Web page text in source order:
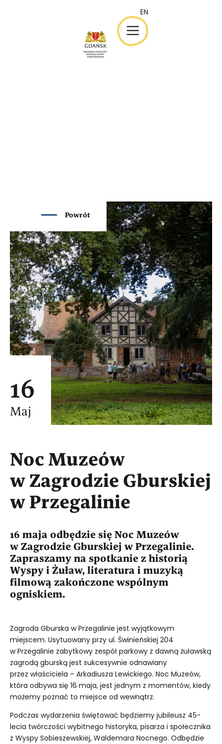
EN
Powrót
16
Maj
Noc Muzeów
w Zagrodzie Gburskiej
w Przegalinie
16 maja odbędzie się Noc Muzeów
w Zagrodzie Gburskiej w Przegalinie.
Zapraszamy na spotkanie z historią
Wyspy i Żuław, literatura i muzyką
filmową zakończone wspólnym
ogniskiem.
Zagroda Gburska w Przegalinie jest wyjątkowym
miejscem. Usytuowany przy ul. Świnieńskiej 204
w Przegalinie zabytkowy zespół parkowy z dawną żuławską
zagrodą gburską jest sukcesywnie odnawiany
przez właściciela – Arkadiusza Lewickiego. Noc Muzeów,
która odbywa się 16 maja, jest jednym z momentów, kiedy
możemy poznać to miejsce od wewnątrz.
Podczas wydarzenia świętować będziemy jubileusz 45-
lecia twórczości wybitnego historyka, pisarza i społecznika
z Wyspy Sobieszewskiej, Waldemara Nocnego. Odbędzie